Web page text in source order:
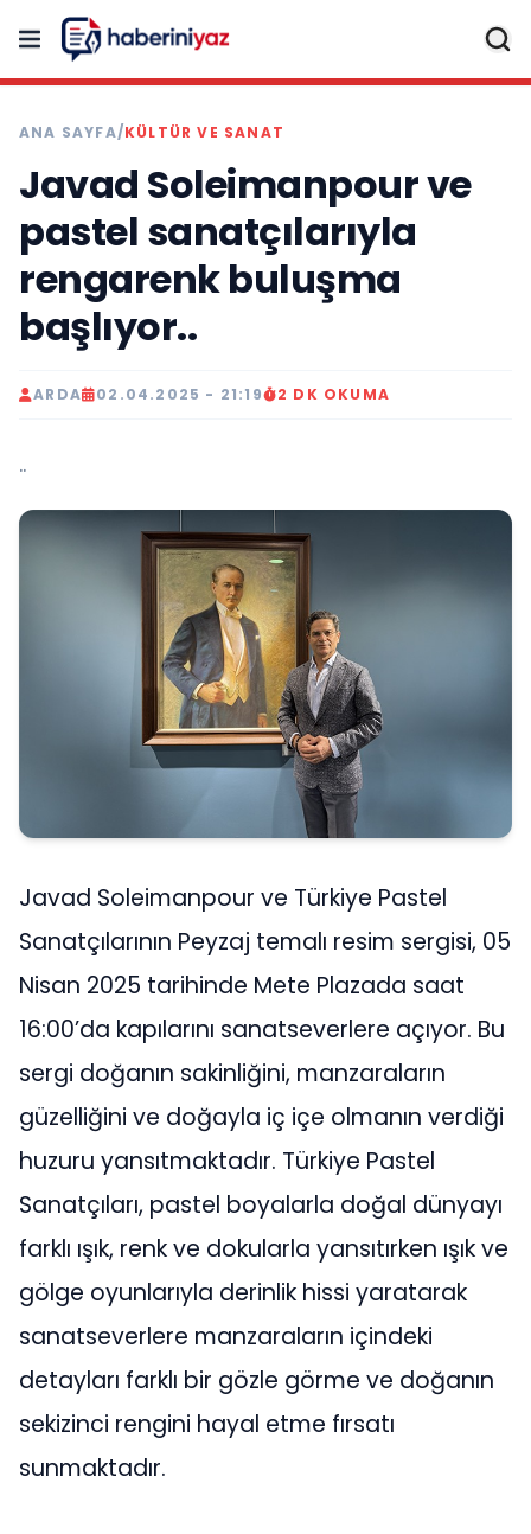
ANA SAYFA/KÜLTÜR VE SANAT
Javad Soleimanpour ve
pastel sanatçılarıyla
rengarenk buluşma
başlıyor..
ARDA 02.04.2025 - 21:19 2 DK OKUMA
..
Javad Soleimanpour ve Türkiye Pastel
Sanatçılarının Peyzaj temalı resim sergisi, 05
Nisan 2025 tarihinde Mete Plazada saat
16:00’da kapılarını sanatseverlere açıyor. Bu
sergi doğanın sakinliğini, manzaraların
güzelliğini ve doğayla iç içe olmanın verdiği
huzuru yansıtmaktadır. Türkiye Pastel
Sanatçıları, pastel boyalarla doğal dünyayı
farklı ışık, renk ve dokularla yansıtırken ışık ve
gölge oyunlarıyla derinlik hissi yaratarak
sanatseverlere manzaraların içindeki
detayları farklı bir gözle görme ve doğanın
sekizinci rengini hayal etme fırsatı
sunmaktadır.